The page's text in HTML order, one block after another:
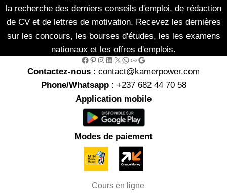
la recherche des derniers conseils d'emploi, de rédaction
de CV et de lettres de motivation. Recevez les dernières
sur les concours, les bourses d'études, les les examens
nationaux et les offres d'emplois.
Facebook Pinterest InstagramLinkedIn X WhatsApp Link Google
Contactez-nous : contact@kamerpower.com
Phone/Whatsapp: +237 682 44 70 58
Application mobile
Modes de paiement
Cours en ligne